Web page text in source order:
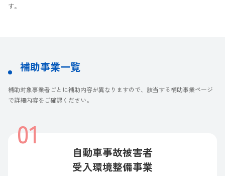
す。
補助事業一覧
補助対象事業者ごとに補助内容が異なりますので、 該当する補助事業ページ
で詳細内容をご確認ください。
自動車事故被害者
受入環境整備事業